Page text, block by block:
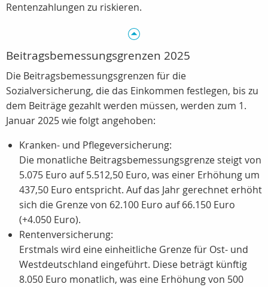
Rentenzahlungen zu riskieren.
Beitragsbemessungsgrenzen 2025
Die Beitragsbemessungsgrenzen für die
Sozialversicherung, die das Einkommen festlegen, bis zu
dem Beiträge gezahlt werden müssen, werden zum 1.
Januar 2025 wie folgt angehoben:
Kranken- und Pflegeversicherung:
Die monatliche Beitragsbemessungsgrenze steigt von
5.075 Euro auf 5.512,50 Euro, was einer Erhöhung um
437,50 Euro entspricht. Auf das Jahr gerechnet erhöht
sich die Grenze von 62.100 Euro auf 66.150 Euro
(+4.050 Euro).
Rentenversicherung:
Erstmals wird eine einheitliche Grenze für Ost- und
Westdeutschland eingeführt. Diese beträgt künftig
8.050 Euro monatlich, was eine Erhöhung von 500